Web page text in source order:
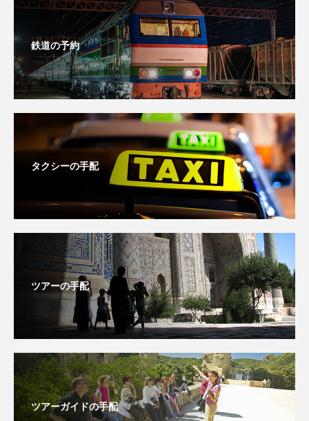
鉄道の予約
タクシーの手配
ツアーの手配
ツアーガイドの手配